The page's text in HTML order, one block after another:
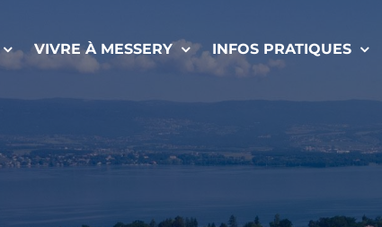
VIVRE À MESSERY INFOS PRATIQUES